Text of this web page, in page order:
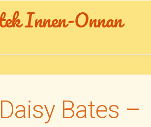
Innen-Onnan
Bates –